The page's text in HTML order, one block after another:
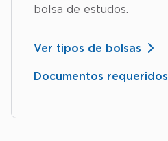
bolsa de estudos.
Ver tipos de bolsas
Documentos requeridos